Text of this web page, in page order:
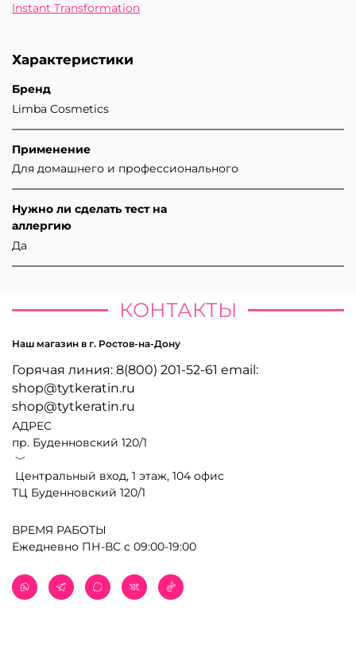
Instant Transformation
Характеристики
Бренд
Limba Cosmetics
Применение
Для домашнего и профессионального
Нужно ли сделать тест на
аллергию
Да
КОНТАКТЫ
Наш магазин в г. Ростов-на-Дону
Горячая линия: 8(800) 201-52-61 email:
shop@tytkeratin.ru
shop@tytkeratin.ru
АДРЕС
пр. Буденновский 120/1
﹀
Центральный вход, 1 этаж, 104 офис
ТЦ Буденновский 120/1
ВРЕМЯ РАБОТЫ
Ежедневно ПН-ВС с 09:00-19:00